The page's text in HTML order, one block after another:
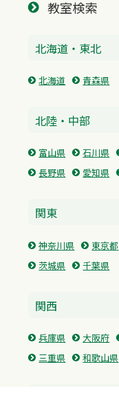
教室検索
北海道・東北
北海道 青森県
北陸・中部
富山県 石川県
長野県
愛知県
関東
神奈川県 東京都
茨城県
千葉県
関西
兵庫県 大阪府
三重県
和歌山県